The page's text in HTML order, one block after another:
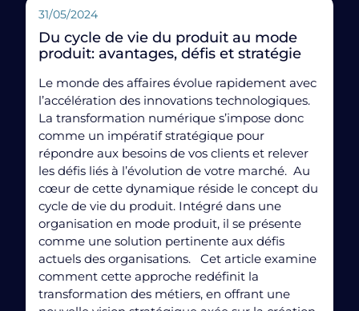
31/05/2024
Du cycle de vie du produit au mode
produit: avantages, défis et stratégie
Le monde des affaires évolue rapidement avec
l’accélération des innovations technologiques.
La transformation numérique s’impose donc
comme un impératif stratégique pour
répondre aux besoins de vos clients et relever
les défis liés à l’évolution de votre marché. Au
cœur de cette dynamique réside le concept du
cycle de vie du produit. Intégré dans une
organisation en mode produit, il se présente
comme une solution pertinente aux défis
actuels des organisations. Cet article examine
comment cette approche redéfinit la
transformation des métiers, en offrant une
Quelques exemples de projets complexes
Refonte complète d’un système d’information à
l’échelle du groupe
Fusion ou acquisition d’entités
Des projets de transformation organisationnelle
impliquant plusieurs métiers
Quand faire appel à un expert externe pour
structurer son portefeuille?
Le meilleur temps pour faire appel à un consultant
PMO expertest lorsqu’un portefeuille devient multi-
métiers, multi-outils, ou lorsque les arbitrages
deviennent flous. L’expert externe apporte méthode,
recul et cohérence stratégique.